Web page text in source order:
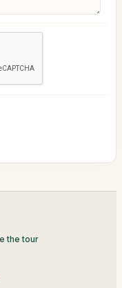
the tour